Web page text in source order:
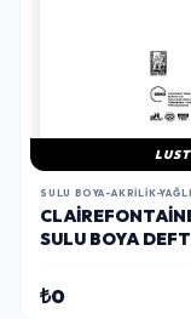
SULU BOYA-AKRILIK-
SULU BOYA
₺0